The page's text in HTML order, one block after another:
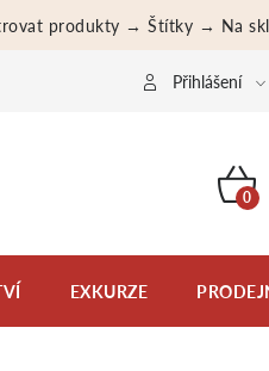
produkty → Štítky → Na
MojePřihlášení
EXKURZE